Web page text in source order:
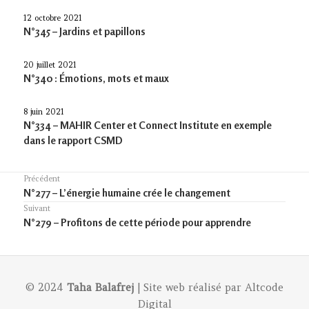
12 octobre 2021
N°345 – Jardins et papillons
20 juillet 2021
N°340 : Émotions, mots et maux
8 juin 2021
N°334 – MAHIR Center et Connect Institute en exemple
dans le rapport CSMD
Navigation
de
l’article
Précédent
Previous
post:
N°277 – L’énergie humaine crée le changement
Suivant
Article
N°279 – Profitons de cette période pour apprendre
© 2024 Taha Balafrej | Site web réalisé par Altcode
Digital